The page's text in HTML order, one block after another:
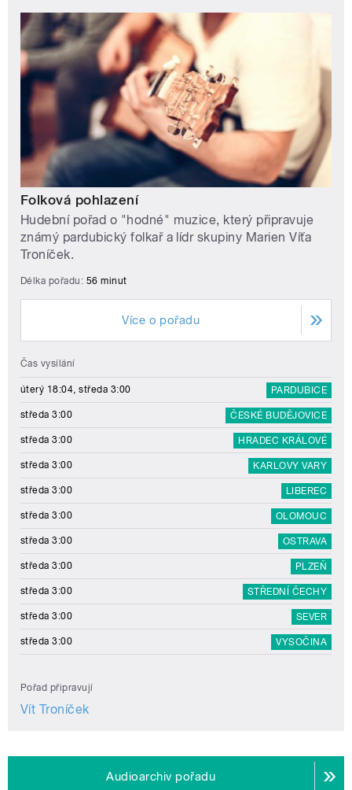
Folková pohlazení
Hudební pořad o "hodné" muzice, který připravuje
známý pardubický folkař a lídr skupiny Marien Víťa
Troníček.
Délka pořadu: 56 minut
Více o pořadu
Čas vysílání
úterý 18:04, středa 3:00 PARDUBICE
středa 3:00 ČESKÉ BUDĚJOVICE
středa 3:00 HRADEC KRÁLOVÉ
středa 3:00 KARLOVY VARY
středa 3:00 LIBEREC
středa 3:00 OLOMOUC
středa 3:00 OSTRAVA
středa 3:00 PLZEŇ
středa 3:00 STŘEDNÍ ČECHY
středa 3:00 SEVER
středa 3:00 VYSOČINA
Pořad připravují
Vít Troníček
Audioarchiv pořadu